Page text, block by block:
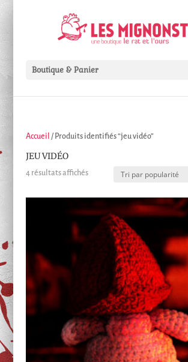
Boutique & Panier
Accueil / Produits identifiés “jeu vidéo”
JEU VIDÉO
4 résultats affichésTrié
popularité